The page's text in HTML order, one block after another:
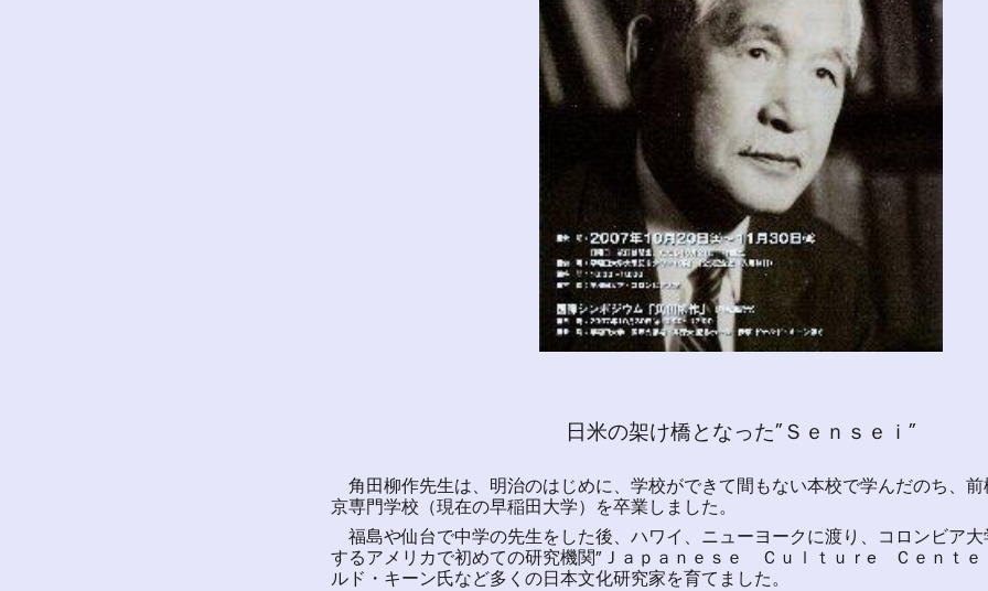
日米の架け橋となった”Ｓｅｎｓｅｉ”
角田柳作先生は、明治のはじめに、学校ができて間もない本校で学んだのち、
京専門学校（現在の早稲田大学）を卒業しました。
福島や仙台で中学の先生をした後、ハワイ、ニューヨークに渡り、コロンビア
するアメリカで初めての研究機関”Ｊａｐａｎｅｓｅ Ｃｕｌｔｕｒe Ｃｅｎｔｅ
ルド・キーン氏など多くの日本文化研究家を育てました。